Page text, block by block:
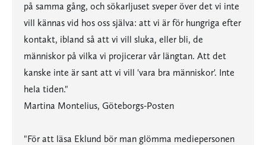
på samma gång, och sökarljuset sveper över det vi inte
vill kännas vid hos oss själva: att vi är för hungriga efter
kontakt, ibland så att vi vill sluka, eller bli, de
människor på vilka vi projicerar vår längtan. Att det
kanske inte är sant att vi vill 'vara bra människor'. Inte
hela tiden."
Martina Montelius, Göteborgs-Posten
"För att läsa Eklund bör man glömma mediepersonen